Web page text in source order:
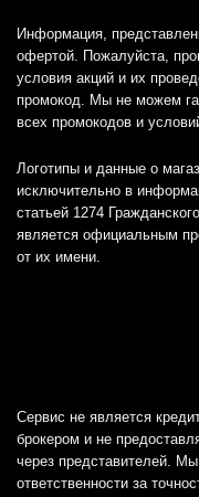
Информация,
офертой. Пожалуйста,
условия акций и их
промокод. Мы не можем
всех промокодов и
Логотипы и данные о
исключительно в
статьей 1274
является официальным
от их имени.
Сервис не является
брокером и не
через представителей.
ответственности за